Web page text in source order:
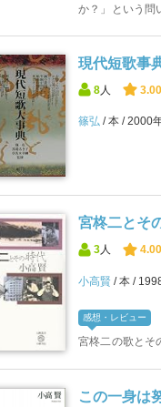
か？」という問
現代短歌事
8 人 3.00
篠弘 本 2000
宮柊二とそ
3人 4.00
小高賢 本
感想・レビュー
宮柊二の歌とそ
この一身は